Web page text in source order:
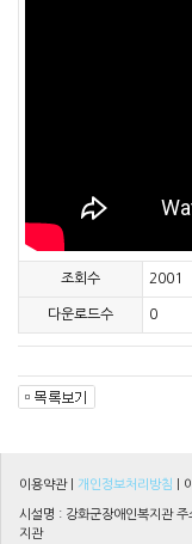
조회수 2001
다운로드수 0
이용약관| 개인정보처리방침
시설명 : 강화군장애인복지관
지관